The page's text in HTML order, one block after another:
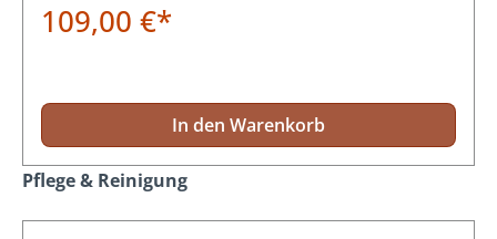
109,00 €*
In den Warenkorb
Produktgalerie überspringen
Pflege & Reinigung